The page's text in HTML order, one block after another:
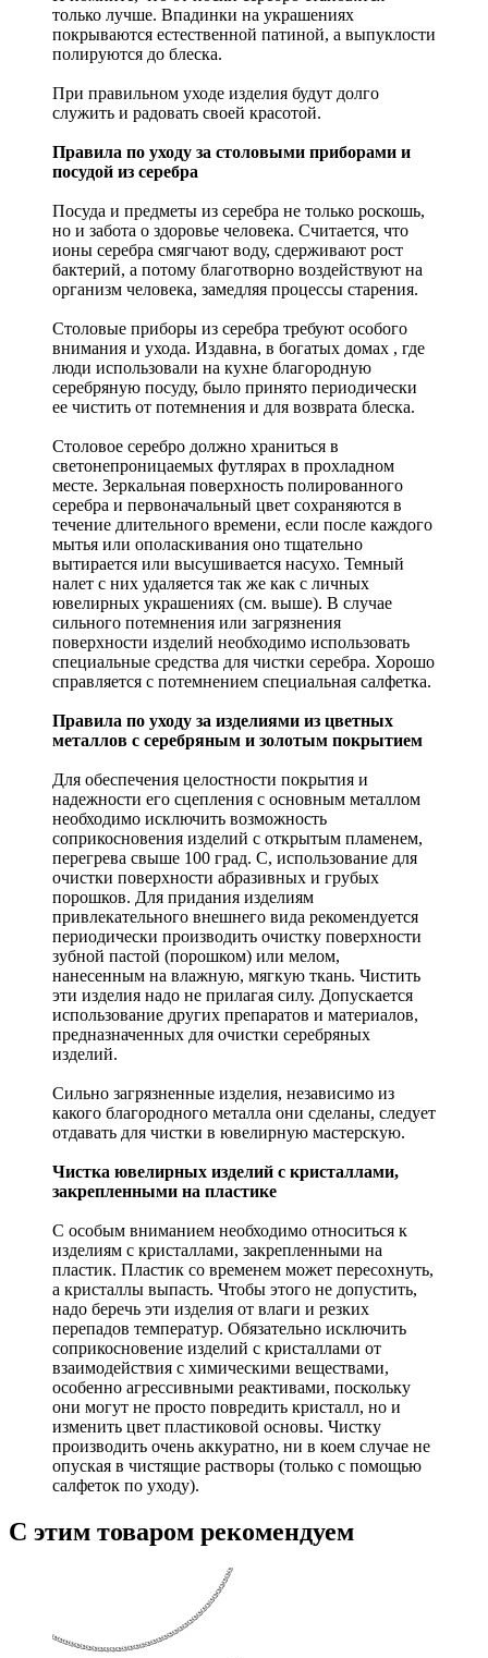
только лучше. Впадинки на украшениях
покрываются естественной патиной, а выпуклости
полируются до блеска.
При правильном уходе изделия будут долго
служить и радовать своей красотой.
Правила по уходу за столовыми приборами и
посудой из серебра
Посуда и предметы из серебра не только роскошь,
но и забота о здоровье человека. Считается, что
ионы серебра смягчают воду, сдерживают рост
бактерий, а потому благотворно воздействуют на
организм человека, замедляя процессы старения.
Столовые приборы из серебра требуют особого
внимания и ухода. Издавна, в богатых домах , где
люди использовали на кухне благородную
серебряную посуду, было принято периодически
ее чистить от потемнения и для возврата блеска.
Столовое серебро должно храниться в
светонепроницаемых футлярах в прохладном
месте. Зеркальная поверхность полированного
серебра и первоначальный цвет сохраняются в
течение длительного времени, если после каждого
мытья или ополаскивания оно тщательно
вытирается или высушивается насухо. Темный
налет с них удаляется так же как с личных
ювелирных украшениях (см. выше). В случае
сильного потемнения или загрязнения
поверхности изделий необходимо использовать
специальные средства для чистки серебра. Хорошо
справляется с потемнением специальная салфетка.
Правила по уходу за изделиями из цветных
металлов с серебряным и золотым покрытием
Для обеспечения целостности покрытия и
надежности его сцепления с основным металлом
необходимо исключить возможность
соприкосновения изделий с открытым пламенем,
перегрева свыше 100 град. С, использование для
очистки поверхности абразивных и грубых
порошков. Для придания изделиям
привлекательного внешнего вида рекомендуется
периодически производить очистку поверхности
зубной пастой (порошком) или мелом,
нанесенным на влажную, мягкую ткань. Чистить
эти изделия надо не прилагая силу. Допускается
использование других препаратов и материалов,
предназначенных для очистки серебряных
изделий.
Сильно загрязненные изделия, независимо из
какого благородного металла они сделаны, следует
отдавать для чистки в ювелирную мастерскую.
Чистка ювелирных изделий с кристаллами,
закрепленными на пластике
С особым вниманием необходимо относиться к
изделиям с кристаллами, закрепленными на
пластик. Пластик со временем может пересохнуть,
а кристаллы выпасть. Чтобы этого не допустить,
надо беречь эти изделия от влаги и резких
перепадов температур. Обязательно исключить
соприкосновение изделий с кристаллами от
взаимодействия с химическими веществами,
особенно агрессивными реактивами, поскольку
они могут не просто повредить кристалл, но и
изменить цвет пластиковой основы. Чистку
производить очень аккуратно, ни в коем случае не
опуская в чистящие растворы (только с помощью
салфеток по уходу).
С этим товаром рекомендуем